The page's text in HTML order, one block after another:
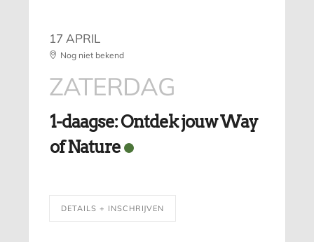
17 APRIL
Nog niet bekend
ZATERDAG
1-daagse: Ontdek jouw Way
of Nature
DETAILS + INSCHRIJVEN